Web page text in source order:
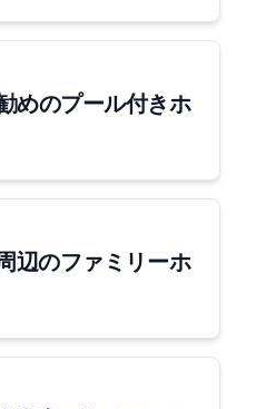
めのプール付きホ
辺のファミリー ホ